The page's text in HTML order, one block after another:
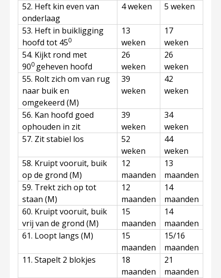
52. Heft kin even van
onderlaag
4 weken 5 weken
53. Heft in buikligging
hoofd tot 450
13
weken
17
weken
54. Kijkt rond met
900 geheven hoofd
26
weken
26
weken
55. Rolt zich om van rug
naar buik en
omgekeerd (M)
39
weken
42
weken
56. Kan hoofd goed
ophouden in zit
39
weken
34
weken
57. Zit stabiel los
52
weken
44
weken
58. Kruipt vooruit, buik
op de grond (M)
12
maanden
13
maanden
59. Trekt zich op tot
staan (M)
12
maanden
14
maanden
60. Kruipt vooruit, buik
vrij van de grond (M)
15
maanden
14
maanden
61. Loopt langs (M)
15
maanden
15/16
maanden
11. Stapelt 2 blokjes
18
maanden
21
maanden